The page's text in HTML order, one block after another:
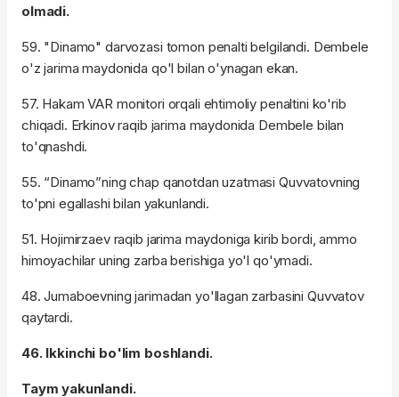
olmadi.
59. "Dinamo" darvozasi tomon penalti belgilandi. Dembele
o'z jarima maydonida qo'l bilan o'ynagan ekan.
57. Hakam VAR monitori orqali ehtimoliy penaltini ko'rib
chiqadi. Erkinov raqib jarima maydonida Dembele bilan
to'qnashdi.
55. “Dinamo”ning chap qanotdan uzatmasi Quvvatovning
to'pni egallashi bilan yakunlandi.
51. Hojimirzaev raqib jarima maydoniga kirib bordi, ammo
himoyachilar uning zarba berishiga yo'l qo'ymadi.
48. Jumaboevning jarimadan yo'llagan zarbasini Quvvatov
qaytardi.
46. Ikkinchi bo'lim boshlandi.
Taym yakunlandi.